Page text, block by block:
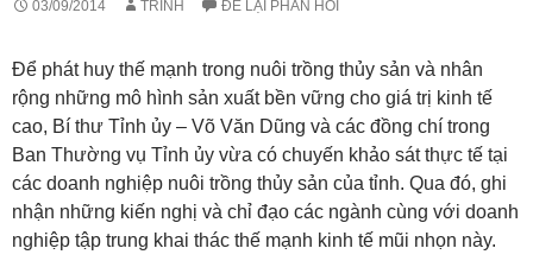
03/09/2014 TRINH ĐỂ LẠI PHẢN HỒI
Để phát huy thế mạnh trong nuôi trồng thủy sản và nhân
rộng những mô hình sản xuất bền vững cho giá trị kinh tế
cao, Bí thư Tỉnh ủy – Võ Văn Dũng và các đồng chí trong
Ban Thường vụ Tỉnh ủy vừa có chuyến khảo sát thực tế tại
các doanh nghiệp nuôi trồng thủy sản của tỉnh. Qua đó, ghi
nhận những kiến nghị và chỉ đạo các ngành cùng với doanh
nghiệp tập trung khai thác thế mạnh kinh tế mũi nhọn này.